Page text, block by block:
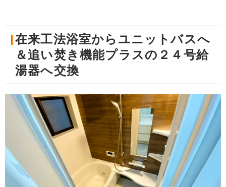
在来工法浴室からユニットバスへ
＆追い焚き機能プラスの２４号給
湯器へ交換